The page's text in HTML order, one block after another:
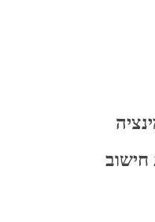
חישוב